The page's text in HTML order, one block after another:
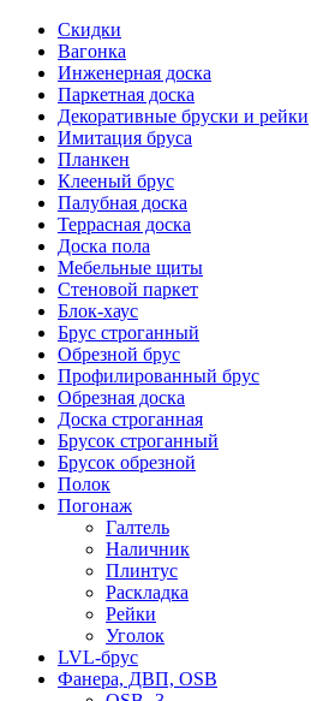
Скидки
Вагонка
Инженерная доска
Паркетная доска
Декоративные бруски и рейки
Имитация бруса
Планкен
Клееный брус
Палубная доска
Террасная доска
Доска пола
Мебельные щиты
Стеновой паркет
Блок-хаус
Брус строганный
Обрезной брус
Профилированный брус
Обрезная доска
Доска строганная
Брусок строганный
Брусок обрезной
Полок
Погонаж
Галтель
Наличник
Плинтус
Раскладка
Рейки
Уголок
LVL-брус
Фанера, ДВП, OSB